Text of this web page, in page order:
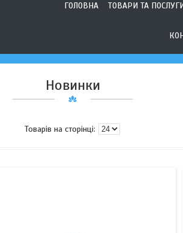
ГОЛОВНА ТОВАРИ ТА
Новинки